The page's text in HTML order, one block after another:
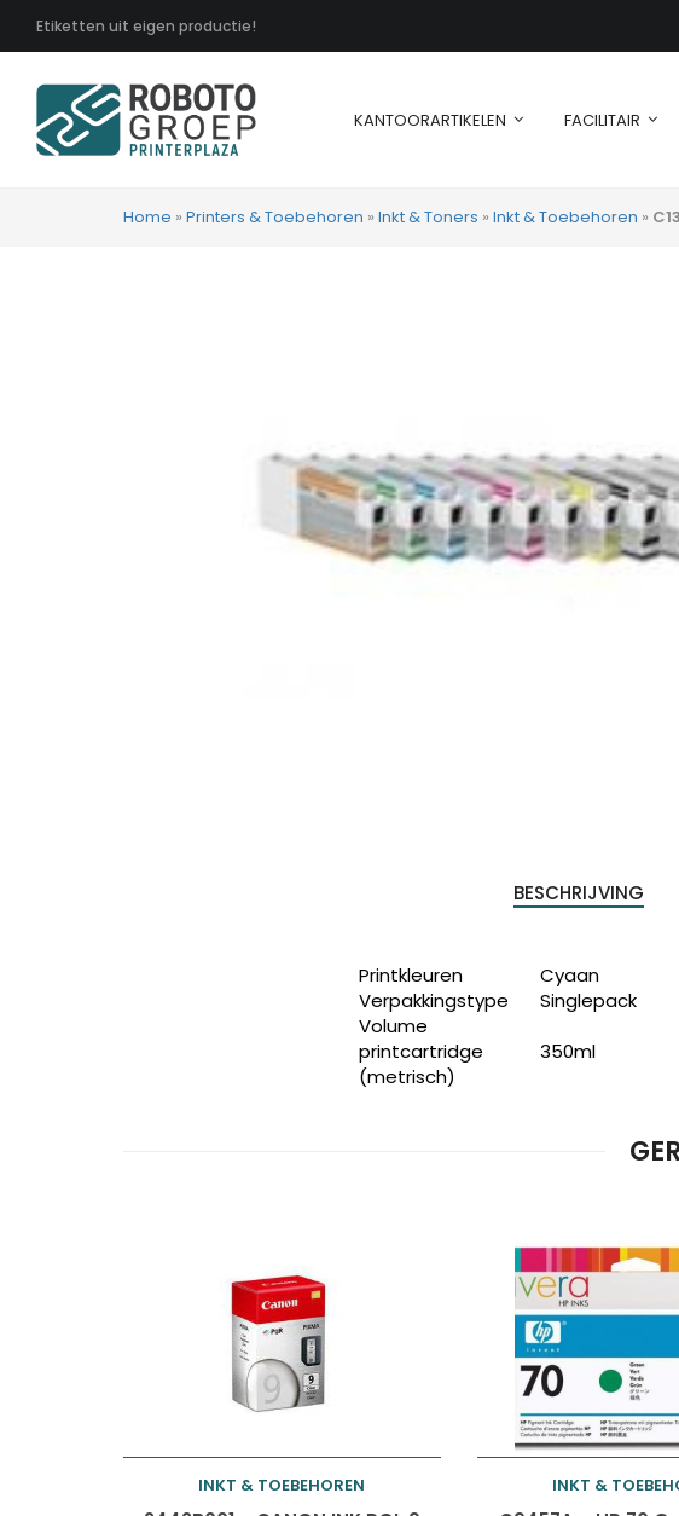
Etiketten uit eigen productie!
KANTOORARTIKELEN FACILITAIR
Home » Printers & Toebehoren » Inkt & Toners » Inkt & Toebehoren »
BESCHRIJVING
Printkleuren Cyaan
Verpakkingstype
Singlepack
Volume
printcartridge
(metrisch)
350ml
INKT & TOEBEHOREN INKT &